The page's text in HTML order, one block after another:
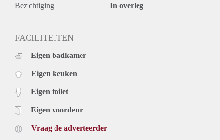
Bezichtiging In overleg
FACILITEITEN
Eigen badkamer
Eigen keuken
Eigen toilet
Eigen voordeur
Vraag de adverteerder